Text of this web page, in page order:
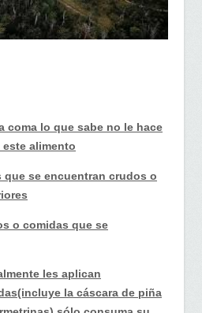
coma lo que sabe no le hace
alimento
que se encuentran crudos o
o comidas que se
les aplican
la cáscara de piña